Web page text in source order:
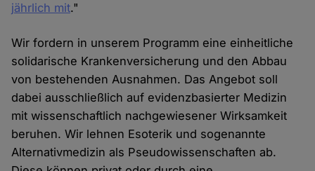
jährlich mit."
Wir fordern in unserem Programm eine einheitliche
solidarische Krankenversicherung und den Abbau
von bestehenden Ausnahmen. Das Angebot soll
dabei ausschließlich auf evidenzbasierter Medizin
mit wissenschaftlich nachgewiesener Wirksamkeit
beruhen. Wir lehnen Esoterik und sogenannte
Alternativmedizin als Pseudowissenschaften ab.